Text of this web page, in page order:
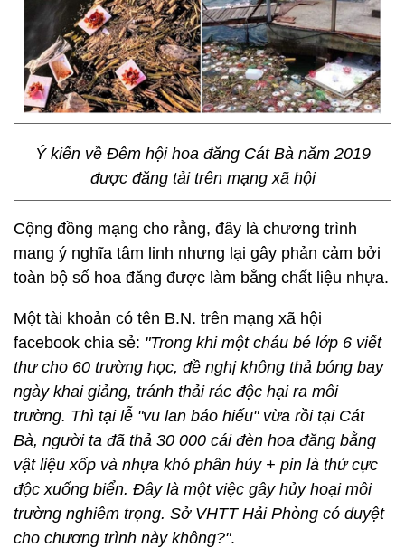
Ý kiến về Đêm hội hoa đăng Cát Bà năm 2019
được đăng tải trên mạng xã hội
Cộng đồng mạng cho rằng, đây là chương trình
mang ý nghĩa tâm linh nhưng lại gây phản cảm bởi
toàn bộ số hoa đăng được làm bằng chất liệu nhựa.
Một tài khoản có tên B.N. trên mạng xã hội
facebook chia sẻ: "Trong khi một cháu bé lớp 6 viết
thư cho 60 trường học, đề nghị không thả bóng bay
ngày khai giảng, tránh thải rác độc hại ra môi
trường. Thì tại lễ "vu lan báo hiếu" vừa rồi tại Cát
Bà, người ta đã thả 30 000 cái đèn hoa đăng bằng
vật liệu xốp và nhựa khó phân hủy + pin là thứ cực
độc xuống biển. Đây là một việc gây hủy hoại môi
trường nghiêm trọng. Sở VHTT Hải Phòng có duyệt
cho chương trình này không?".